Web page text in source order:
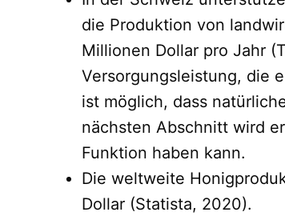
die Produktion von
Millionen Dollar pro Jahr
Versorgungsleistung, die
ist möglich, dass
nächsten Abschnitt wird
Funktion haben kann.
Die weltweite
Dollar (Statista, 2020).